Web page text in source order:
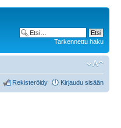
Tarkennettu haku
Rekisteröidy Kirjaudu sisään